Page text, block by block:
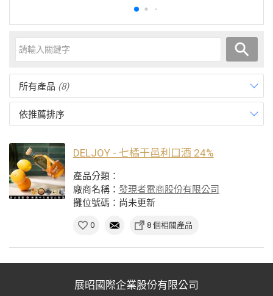
所有產品 (8)
依推薦排序
DELJOY - 七橘干邑利口酒 24%
產品分類：
廠商名稱： 發現者電商股份有限公司
攤位號碼：尚未更新
0 8 個相關產品
展昭國際企業股份有限公司